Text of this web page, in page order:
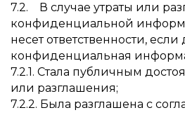
7.2. В случае утраты или
конфиденциальной
несет ответственности, если
конфиденциальная
7.2.1. Стала публичным
или разглашения;
7.2.2. Была разглашена с